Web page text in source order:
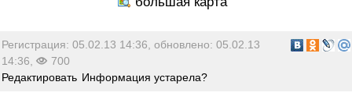
Регистрация: 05.02.13 14:36, обновлено: 05.02.13
14:36,
700
Редактировать Информация устарела?